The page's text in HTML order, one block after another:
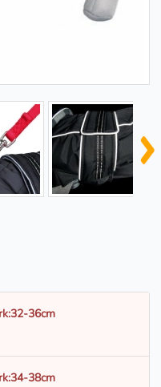
36cm
38cm